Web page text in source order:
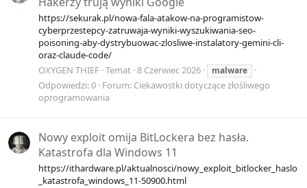
https://sekurak.pl/nowa-fala-atakow-na-programistow-
cyberprzestepcy-zatruwaja-wyniki-wyszukiwania-seo-
poisoning-aby-dystrybuowac-zlosliwe-instalatory-gemini-cli-
oraz-claude-code/
OXYGEN THIEF Temat 8 Czerwiec 2026 malware
Odpowiedzi: 0 Forum: Ciekawostki dotyczące złośliwego
oprogramowania
Nowy exploit omija BitLockera bez hasła.
Katastrofa dla Windows 11
https://ithardware.pl/aktualnosci/nowy_exploit_bitlocker_haslo
_katastrofa_windows_11-50900.html